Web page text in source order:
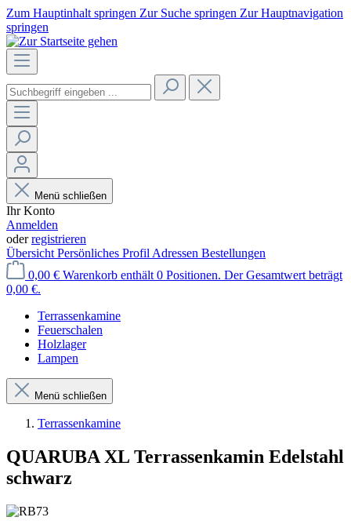
Zum Hauptinhalt springen Zur Suche springen Zur Hauptnavigation
springen
Menü schließen
Ihr Konto
Anmelden
oderregistrieren
Übersicht Persönliches Profil Adressen Bestellungen
0,00 € Warenkorb enthält 0 Positionen. Der Gesamtwert beträgt
0,00 €.
Terrassenkamine
Feuerschalen
Holzlager
Lampen
Menü schließen
Terrassenkamine
QUARUBA XL Terrassenkamin Edelstahl
schwarz